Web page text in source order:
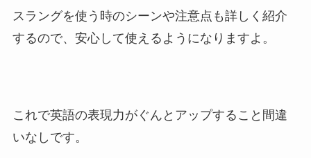
スラングを使う時のシーンや注意点も詳しく紹介
するので、安心して使えるようになりますよ。
これで英語の表現力がぐんとアップすること間違
いなしです。